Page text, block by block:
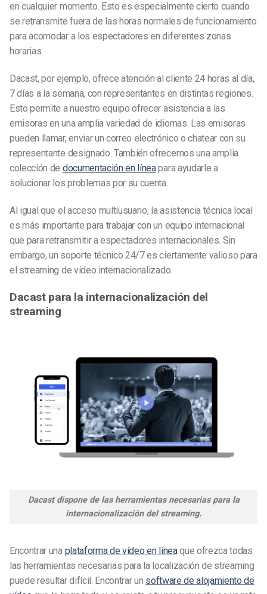
en cualquier momento. Esto es especialmente cierto cuando
se retransmite fuera de las horas normales de funcionamiento
para acomodar a los espectadores en diferentes zonas
horarias.
Dacast, por ejemplo, ofrece atención al cliente 24 horas al día,
7 días a la semana, con representantes en distintas regiones.
Esto permite a nuestro equipo ofrecer asistencia a las
emisoras en una amplia variedad de idiomas. Las emisoras
pueden llamar, enviar un correo electrónico o chatear con su
representante designado. También ofrecemos una amplia
colección de documentación en líneapara ayudarle a
solucionar los problemas por su cuenta.
Al igual que el acceso multiusuario, la asistencia técnica local
es más importante para trabajar con un equipo internacional
que para retransmitir a espectadores internacionales. Sin
embargo, un soporte técnico 24/7 es ciertamente valioso para
el streaming de vídeo internacionalizado.
Dacast para la internacionalización del
streaming
Dacast dispone de las herramientas necesarias para la
internacionalización del streaming.
Encontrar una plataforma de vídeo en líneaque ofrezca todas
las herramientas necesarias para la localización de streaming
puede resultar difícil. Encontrar un software de alojamiento de